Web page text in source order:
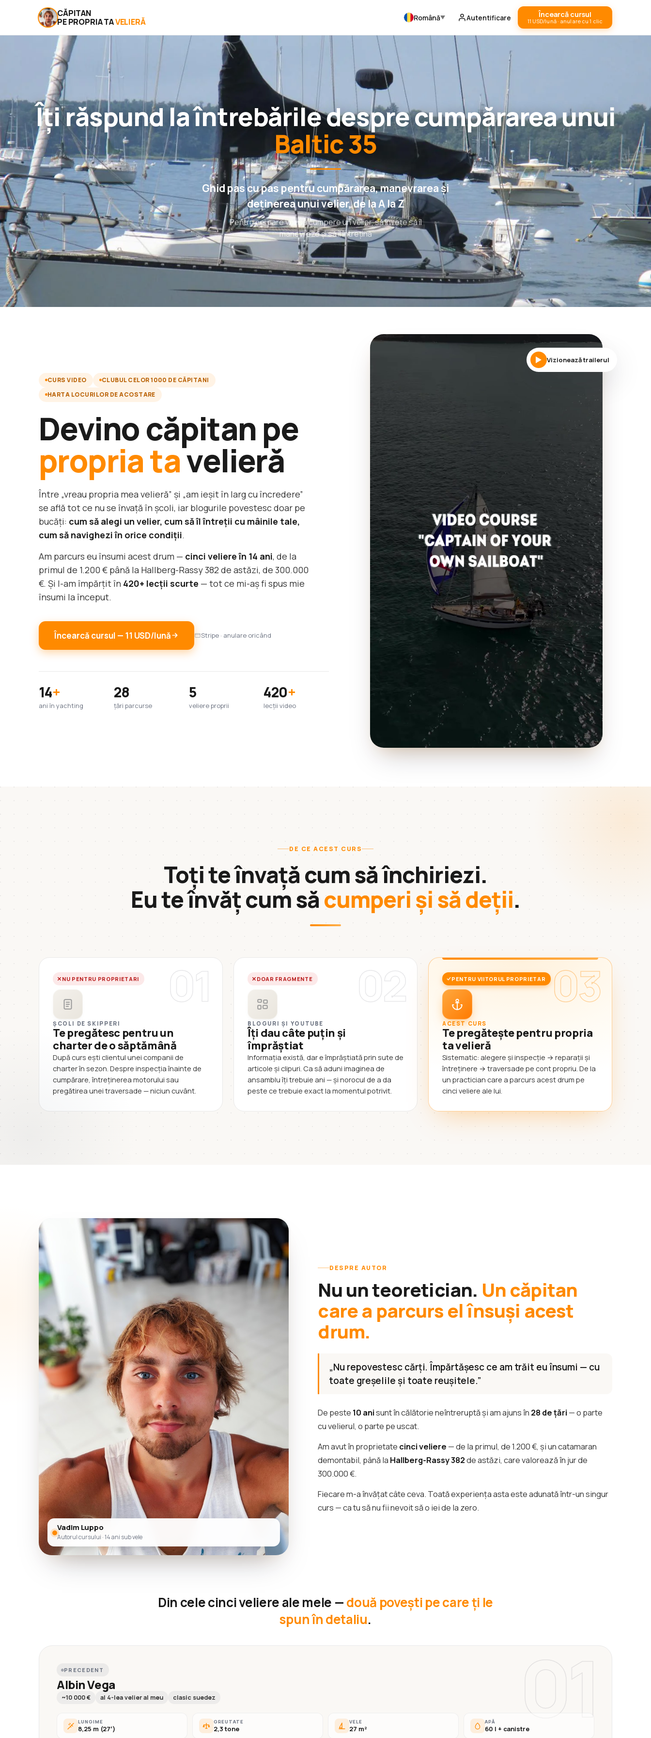
CĂPITAN
PE PROPRIA TAVELIERĂ Română Autentificare Încearcă cursul
11 USD/lună · anulare cu 1 clic
Îți răspund la întrebările despre cumpărarea unui
Baltic 35
Ghid pas cu pas pentru cumpărarea, manevrarea și
deținerea unui velier, de la A la Z
Pentru cei care vor să cumpere un velier, să învețe să îl
manevreze și să îl întrețină
CURS VIDEO
CLUBUL CELOR 1000 DE CĂPITANI
HARTA LOCURILOR DE ACOSTARE
Devino căpitan pe
propria tavelieră
Între „vreau propria mea velieră” și „am ieșit în larg cu încredere”
se află tot ce nu se învață în școli, iar blogurile povestesc doar pe
bucăți: cum să alegi un velier, cum să îl întreții cu mâinile tale,
cum să navighezi în orice condiții.
Am parcurs eu însumi acest drum — cinci veliere în 14 ani, de la
primul de 1.200 € până la Hallberg-Rassy 382 de astăzi, de 300.000
€. Și l-am împărțit în 420+ lecții scurte — tot ce mi-aș fi spus mie
însumi la început.
Încearcă cursul — 11 USD/lună Stripe · anulare oricând
14+
ani în yachting
28
țări parcurse
5
veliere proprii
420+
lecții video
Vizionează trailerul
DE CE ACEST CURS
Toți te învață cum să închiriezi.
Eu te învăț cum săcumperi și să deții.
01
NU PENTRU PROPRIETARI
ȘCOLI DE SKIPPERI
Te pregătesc pentru un
charter de o săptămână
După curs ești clientul unei companii de
charter în sezon. Despre inspecția înainte de
cumpărare, întreținerea motorului sau
pregătirea unei traversade — niciun cuvânt.
02
DOAR FRAGMENTE
BLOGURI ȘI YOUTUBE
Îți dau câte puțin și
împrăștiat
Informația există, dar e împrăștiată prin sute de
articole și clipuri. Ca să aduni imaginea de
ansamblu îți trebuie ani — și norocul de a da
peste ce trebuie exact la momentul potrivit.
03
PENTRU VIITORUL PROPRIETAR
ACEST CURS
Te pregătește pentru propria
ta velieră
Sistematic: alegere și inspecție → reparații și
întreținere → traversade pe cont propriu. De la
un practician care a parcurs acest drum pe
cinci veliere ale lui.
Vadim Luppo
Autorul cursului · 14 ani sub vele
DESPRE AUTOR
Nu un teoretician. Un căpitan
care a parcurs el însuși acest
drum.
„Nu repovestesc cărți. Împărtășesc ce am trăit eu însumi — cu
toate greșelile și toate reușitele.”
De peste 10 anisunt în călătorie neîntreruptă și am ajuns în 28 de țări— o parte
cu velierul, o parte pe uscat.
Am avut în proprietate cinci veliere — de la primul, de 1.200 €, și un catamaran
demontabil, până la Hallberg-Rassy 382de astăzi, care valorează în jur de
300.000 €.
Fiecare m-a învățat câte ceva. Toată experiența asta este adunată într-un singur
curs — ca tu să nu fii nevoit să o iei de la zero.
Din cele cinci veliere ale mele —două povești pe care ți le
spun în detaliu.
01
PRECEDENT
Albin Vega
~10 000 € al 4-lea velier al meu clasic suedez
LUNGIME
8,25 m (27′)
GREUTATE
2,3 tone
VELE
27 m²
APĂ
60 l + canistre